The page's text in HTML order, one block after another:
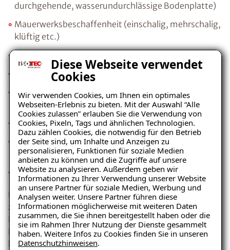
Diese Webseite verwendet
Cookies
Wir verwenden Cookies, um Ihnen ein optimales
Webseiten-Erlebnis zu bieten. Mit der Auswahl “Alle
Cookies zulassen” erlauben Sie die Verwendung von
Cookies, Pixeln, Tags und ähnlichen Technologien.
Dazu zählen Cookies, die notwendig für den Betrieb
der Seite sind, um Inhalte und Anzeigen zu
personalisieren, Funktionen für soziale Medien
anbieten zu können und die Zugriffe auf unsere
Website zu analysieren. Außerdem geben wir
Informationen zu Ihrer Verwendung unserer Website
an unsere Partner für soziale Medien, Werbung und
Analysen weiter. Unsere Partner führen diese
Informationen möglicherweise mit weiteren Daten
zusammen, die Sie ihnen bereitgestellt haben oder die
sie im Rahmen Ihrer Nutzung der Dienste gesammelt
haben. Weitere Infos zu Cookies finden Sie in unseren
Datenschutzhinweisen.
durchgehende, wasserundurchlässige Bodenplatte)
Mauerwerksbeschaffenheit (einschalig, mehrschalig,
klüftig etc.)
Gehalt an bauschädlichen Salzen
Wärmedämmwert der vorhandenen
Außenwandkonstruktion
nutzerbedingtes Raumklima und Lüftungsverhalten
Baustofffeuchte bzw. jahreszeitlich bedingte
Schwankungen der Baustofffeuchte
Zustand wasserführender Leitungen (Leckagen etc.)
Es gibt verschiedene Arten von Feuchtigkeit. Hier
zeigen und erklären wir seitlich eindringende Feuchte.
Ein häufiges Problem bei Kellerwänden, die sich in
Form von Salzausblühungen, Putzabplatzungen, bis
hin zur Schimmelpilzbildung zeigen.
Ratgeber „Sofort-Tipps gegen
Feuchtigkeit“
– jetzt kostenlos
herunterladen!